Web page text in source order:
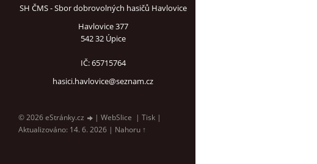
SH ČMS - Sbor dobrovolných hasičů Havlovice
Havlovice 377
542 32 Úpice
IČ: 65715764
hasici.havlovice@seznam.cz
© 2026 eStránky.cz | WebSlice | Tisk |
Aktualizováno: 14. 6. 2026 | Nahoru ↑